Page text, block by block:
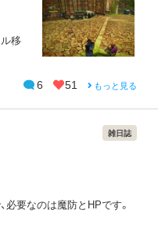
移
6 51 もっと見る
雑日誌
要なのは魔防とHPです。